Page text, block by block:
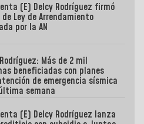
(E) Delcy Rodríguez firmó
Ley de Arrendamiento
por la AN
Más de 2 mil
beneficiadas con planes
de emergencia sísmica
semana
(E) Delcy Rodríguez lanza